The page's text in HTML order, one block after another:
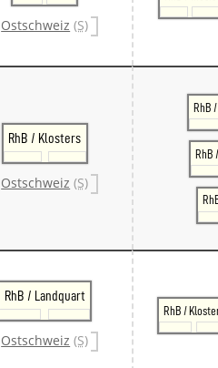
Ostschweiz (S)
RhB / Klosters
Ostschweiz (S)
RhB
RhB
RhB / Landquart
Ostschweiz (S)
RhB /